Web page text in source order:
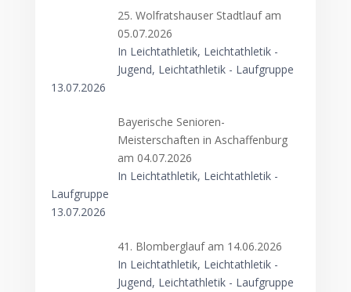
25. Wolfratshauser Stadtlauf am
05.07.2026
In Leichtathletik, Leichtathletik -
Jugend, Leichtathletik - Laufgruppe
13.07.2026
Bayerische Senioren-
Meisterschaften in Aschaffenburg
am 04.07.2026
In Leichtathletik, Leichtathletik -
Laufgruppe
13.07.2026
41. Blomberglauf am 14.06.2026
In Leichtathletik, Leichtathletik -
Jugend, Leichtathletik - Laufgruppe